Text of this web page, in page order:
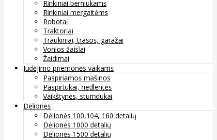
Rinkiniai berniukams
Rinkiniai mergaitėms
Robotai
Traktoriai
Traukiniai, trasos, garažai
Vonios žaislai
Žaidimai
Judėjimo priemonės vaikams
Paspiriamos mašinos
Paspirtukai, riedlentės
Vaikštynės, stumdukai
Dėlionės
Dėlionės 100,104, 160 detalių
Dėlionės 1000 detalių
Dėlionės 1500 detalių